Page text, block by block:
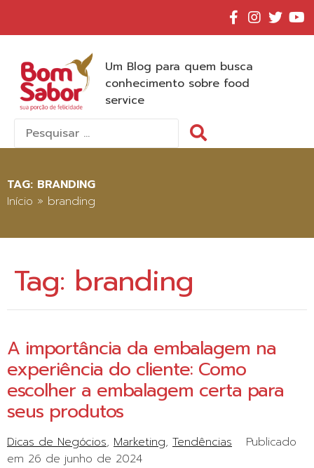
Um Blog para quem busca
conhecimento sobre food
service
Pesquisar
por:
TAG: BRANDING
Início » branding
Tag: branding
A importância da embalagem na
experiência do cliente: Como
escolher a embalagem certa para
seus produtos
Dicas de Negócios Marketing Tendências
Publicado
em 26 de junho de 2024